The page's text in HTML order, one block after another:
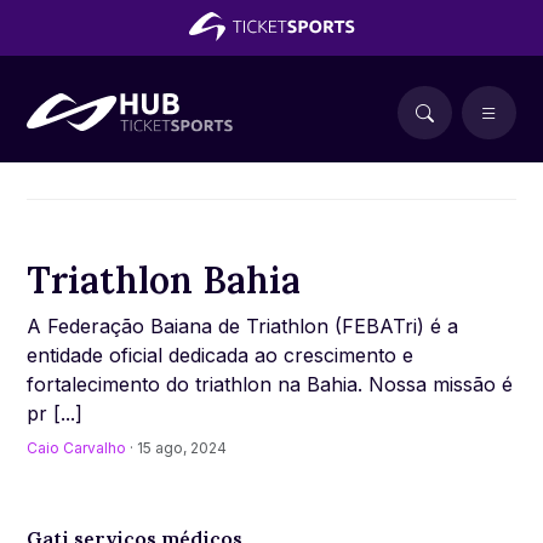
Triathlon Bahia
A Federação Baiana de Triathlon (FEBATri) é a
entidade oficial dedicada ao crescimento e
fortalecimento do triathlon na Bahia. Nossa missão é
pr [...]
Caio Carvalho · 15 ago, 2024
Gati serviços médicos